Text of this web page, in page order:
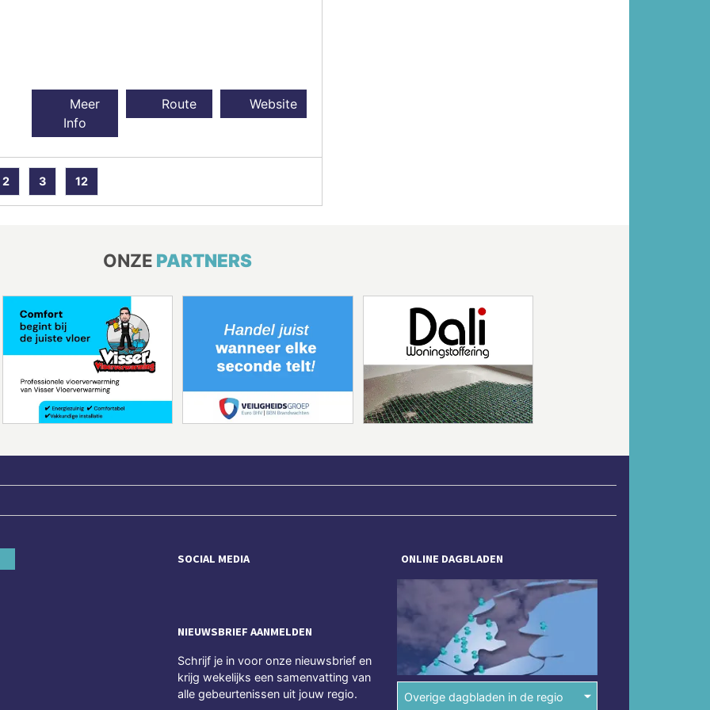
Meer
Info
Route Website
2 3 12
ONZE PARTNERS
SOCIAL MEDIA
NIEUWSBRIEF AANMELDEN
Schrijf je in voor onze nieuwsbrief en
krijg wekelijks een samenvatting van
alle gebeurtenissen uit jouw regio.
ONLINE DAGBLADEN
Overige dagbladen in de regio